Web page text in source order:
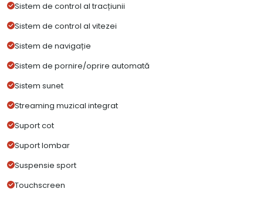
Sistem de control al tracțiunii
Sistem de control al vitezei
Sistem de navigație
Sistem de pornire/oprire automată
Sistem sunet
Streaming muzical integrat
Suport cot
Suport lombar
Suspensie sport
Touchscreen